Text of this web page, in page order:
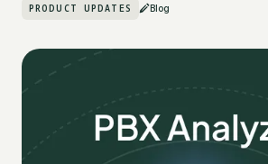
PRODUCT UPDATES Blog